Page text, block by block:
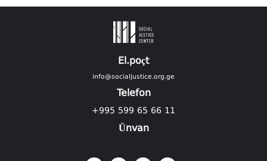
El.poçt
info@socialjustice.org.ge
Telefon
+995 599 65 66 11
Ünvan